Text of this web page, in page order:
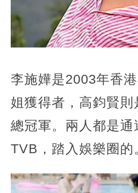
李施嬅是2003年香
姐獲得者，高鈞賢
總冠軍。兩人都是通
TVB，踏入娛樂圈的